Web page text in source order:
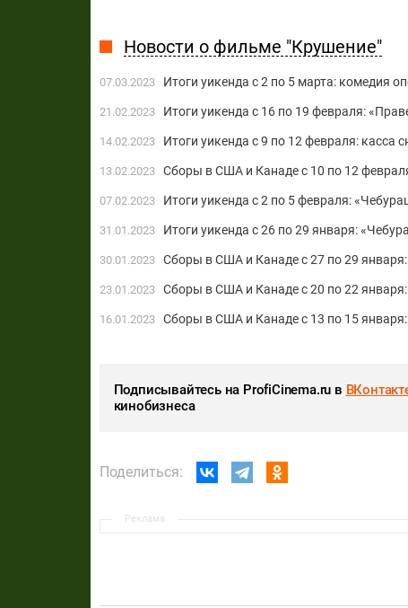
Новости о фильме "Крушение"
07.03.2023 Итоги уикенда с 2 по 5 марта: комедия
21.02.2023 Итоги уикенда с 16 по 19 февраля:
14.02.2023 Итоги уикенда с 9 по 12 февраля: касса
13.02.2023 Сборы в США и Канаде с 10 по 12
07.02.2023 Итоги уикенда c 2 по 5 февраля:
31.01.2023 Итоги уикенда c 26 по 29 января:
30.01.2023 Сборы в США и Канаде с 27 по 29 января:
23.01.2023 Сборы в США и Канаде с 20 по 22 января:
16.01.2023 Сборы в США и Канаде с 13 по 15
Подписывайтесь на ProfiCinema.ru в
кинобизнеса
Поделиться:
Реклама